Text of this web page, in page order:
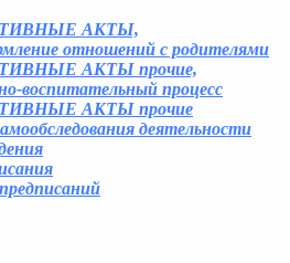
АКТЫ,
отношений с родителями
АКТЫ прочие,
воспитательный процесс
АКТЫ прочие
деятельности